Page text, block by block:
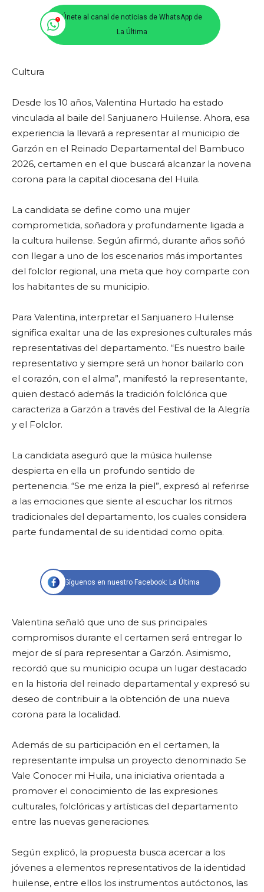
Únete al canal de noticias de WhatsApp de
La Última
Cultura
Desde los 10 años, Valentina Hurtado ha estado
vinculada al baile del Sanjuanero Huilense. Ahora, esa
experiencia la llevará a representar al municipio de
Garzón en el Reinado Departamental del Bambuco
2026, certamen en el que buscará alcanzar la novena
corona para la capital diocesana del Huila.
La candidata se define como una mujer
comprometida, soñadora y profundamente ligada a
la cultura huilense. Según afirmó, durante años soñó
con llegar a uno de los escenarios más importantes
del folclor regional, una meta que hoy comparte con
los habitantes de su municipio.
Para Valentina, interpretar el Sanjuanero Huilense
significa exaltar una de las expresiones culturales más
representativas del departamento. “Es nuestro baile
representativo y siempre será un honor bailarlo con
el corazón, con el alma”, manifestó la representante,
quien destacó además la tradición folclórica que
caracteriza a Garzón a través del Festival de la Alegría
y el Folclor.
La candidata aseguró que la música huilense
despierta en ella un profundo sentido de
pertenencia. “Se me eriza la piel”, expresó al referirse
a las emociones que siente al escuchar los ritmos
tradicionales del departamento, los cuales considera
parte fundamental de su identidad como opita.
Síguenos en nuestro Facebook: La Última
Valentina señaló que uno de sus principales
compromisos durante el certamen será entregar lo
mejor de sí para representar a Garzón. Asimismo,
recordó que su municipio ocupa un lugar destacado
en la historia del reinado departamental y expresó su
deseo de contribuir a la obtención de una nueva
corona para la localidad.
Además de su participación en el certamen, la
representante impulsa un proyecto denominado Se
Vale Conocer mi Huila, una iniciativa orientada a
promover el conocimiento de las expresiones
culturales, folclóricas y artísticas del departamento
entre las nuevas generaciones.
Según explicó, la propuesta busca acercar a los
jóvenes a elementos representativos de la identidad
huilense, entre ellos los instrumentos autóctonos, las